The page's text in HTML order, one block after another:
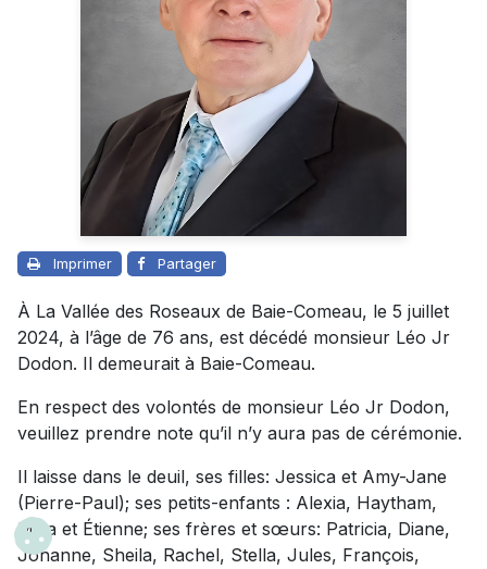
Imprimer Partager
À La Vallée des Roseaux de Baie-Comeau, le 5 juillet
2024, à l’âge de 76 ans, est décédé monsieur Léo Jr
Dodon. Il demeurait à Baie-Comeau.
En respect des volontés de monsieur Léo Jr Dodon,
veuillez prendre note qu’il n’y aura pas de cérémonie.
Il laisse dans le deuil, ses filles: Jessica et Amy-Jane
(Pierre-Paul); ses petits-enfants : Alexia, Haytham,
Mika et Étienne; ses frères et sœurs: Patricia, Diane,
Johanne, Sheila, Rachel, Stella, Jules, François,